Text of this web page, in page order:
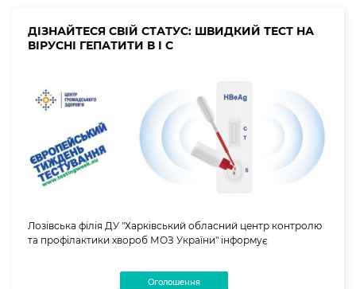
ДІЗНАЙТЕСЯ СВІЙ СТАТУС: ШВИДКИЙ ТЕСТ НА
ВІРУСНІ ГЕПАТИТИ В І С
Лозівська філія ДУ "Харківський обласний центр контролю
та профілактики хвороб МОЗ України" інформує
Оголошення